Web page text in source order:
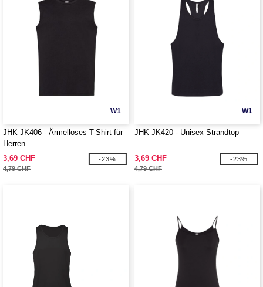
W1
JHK JK406 - Ärmelloses T-Shirt für
Herren
3,69 CHF
4,79 CHF
-23%
W1
JHK JK420 - Unisex Strandtop
3,69 CHF
4,79 CHF
-23%